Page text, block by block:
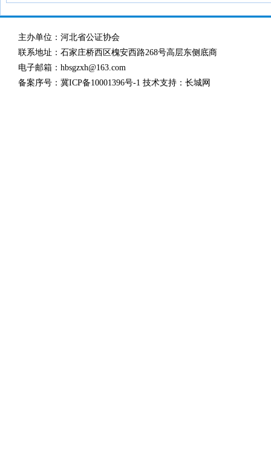
主办单位：河北省公证协会
联系地址：石家庄桥西区槐安西路268号高层东侧底商
电子邮箱：hbsgzxh@163.com
备案序号： 冀ICP备10001396号-1 技术支持：长城网